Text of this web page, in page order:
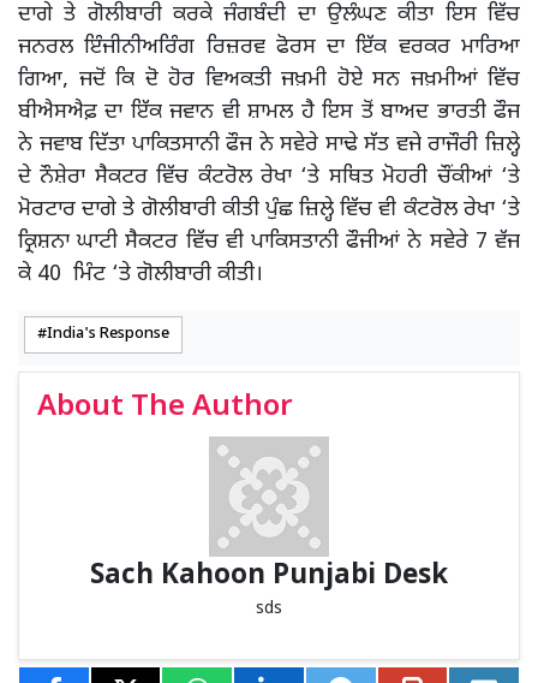
ਦਾਗੇ ਤੇ ਗੋਲੀਬਾਰੀ ਕਰਕੇ ਜੰਗਬੰਦੀ ਦਾ ਉਲੰਘਣ ਕੀਤਾ ਇਸ ਵਿੱਚ
ਜਨਰਲ ਇੰਜੀਨੀਅਰਿੰਗ ਰਿਜ਼ਰਵ ਫੋਰਸ ਦਾ ਇੱਕ ਵਰਕਰ ਮਾਰਿਆ
ਗਿਆ, ਜਦੋਂ ਕਿ ਦੋ ਹੋਰ ਵਿਅਕਤੀ ਜਖ਼ਮੀ ਹੋਏ ਸਨ ਜਖ਼ਮੀਆਂ ਵਿੱਚ
ਬੀਐਸਐਫ਼ ਦਾ ਇੱਕ ਜਵਾਨ ਵੀ ਸ਼ਾਮਲ ਹੈ ਇਸ ਤੋਂ ਬਾਅਦ ਭਾਰਤੀ ਫੌਜ
ਨੇ ਜਵਾਬ ਦਿੱਤਾ ਪਾਕਿਤਸਾਨੀ ਫੌਜ ਨੇ ਸਵੇਰੇ ਸਾਢੇ ਸੱਤ ਵਜੇ ਰਾਜੌਰੀ ਜ਼ਿਲ੍ਹੇ
ਦੇ ਨੌਸ਼ੇਰਾ ਸੈਕਟਰ ਵਿੱਚ ਕੰਟਰੋਲ ਰੇਖਾ ‘ਤੇ ਸਥਿਤ ਮੋਹਰੀ ਚੌਂਕੀਆਂ ‘ਤੇ
ਮੋਰਟਾਰ ਦਾਗੇ ਤੇ ਗੋਲੀਬਾਰੀ ਕੀਤੀ ਪੁੰਛ ਜ਼ਿਲ੍ਹੇ ਵਿੱਚ ਵੀ ਕੰਟਰੋਲ ਰੇਖਾ ‘ਤੇ
ਕ੍ਰਿਸ਼ਨਾ ਘਾਟੀ ਸੈਕਟਰ ਵਿੱਚ ਵੀ ਪਾਕਿਸਤਾਨੀ ਫੌਜੀਆਂ ਨੇ ਸਵੇਰੇ 7 ਵੱਜ
ਕੇ 40 ਮਿੰਟ ‘ਤੇ ਗੋਲੀਬਾਰੀ ਕੀਤੀ।
India's Response
About The Author
Sach Kahoon Punjabi Desk
sds